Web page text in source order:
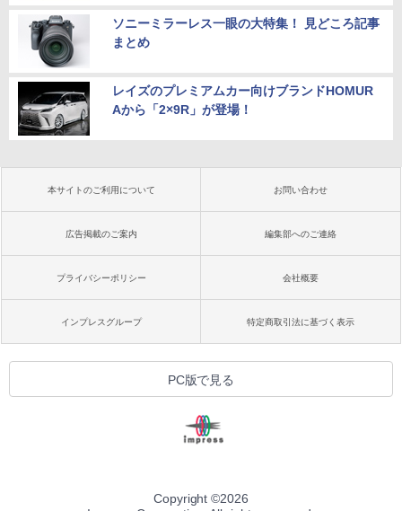
ソニーミラーレス一眼の大特集！ 見どころ記事
まとめ
レイズのプレミアムカー向けブランドHOMUR
Aから「2×9R」が登場！
本サイトのご利用について お問い合わせ
広告掲載のご案内 編集部へのご連絡
プライバシーポリシー 会社概要
インプレスグループ 特定商取引法に基づく表示
PC版で見る
Copyright ©2026